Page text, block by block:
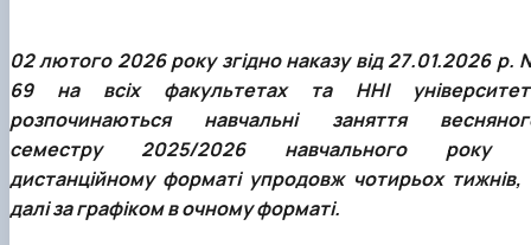
02 лютого 2026 року згідно наказу від 27.01.2026 р.
69 на всіх факультетах та ННІ
розпочинаються навчальні заняття
семестру 2025/2026 навчального року
дистанційному форматі упродовж чотирьох тижнів,
далі за графіком в очному форматі.